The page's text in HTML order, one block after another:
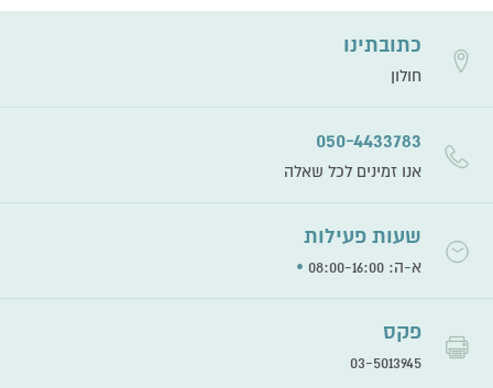
כתובתינו
חולון
050-4433783
אנו זמינים לכל שאלה
שעות פעילות
א-ה: 08:00-16:00 •
פקס
03-5013945